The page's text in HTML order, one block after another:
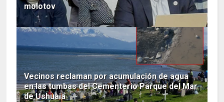
molotov
Vecinos reclaman por acumulación de agua
en las tumbas del Cementerio Parque del Mar
de Ushuaia